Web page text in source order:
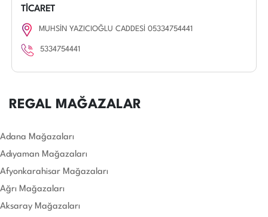
TİCARET
MUHSİN YAZICIOĞLU CADDESİ 05334754441
5334754441
REGAL MAĞAZALAR
Adana Mağazaları
Adıyaman Mağazaları
Afyonkarahisar Mağazaları
Ağrı Mağazaları
Aksaray Mağazaları